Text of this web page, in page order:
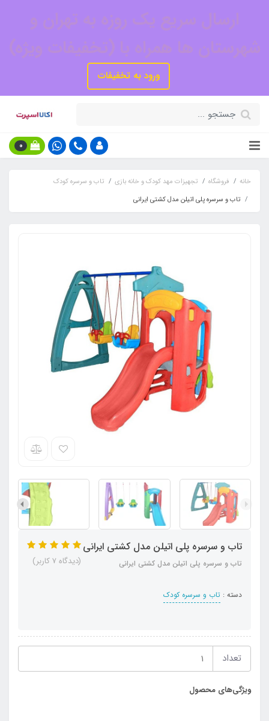
ارسال سریع یک روزه به تهران و
شهرستان ها همراه با (تخفیفات ویژه)
ورود به تخفیفات
0
خانه فروشگاه تجهیزات مهد کودک و خانه بازی
تاب و سرسره کودک
تاب و سرسره پلی اتیلن مدل کشتی ایرانی
تاب و سرسره پلی اتیلن مدل کشتی ایرانی
تاب و سرسره پلی اتیلن مدل کشتی ایرانی
دسته : تاب و سرسره کودک
(دیدگاه 7 کاربر)
تعداد
ویژگی‌های محصول